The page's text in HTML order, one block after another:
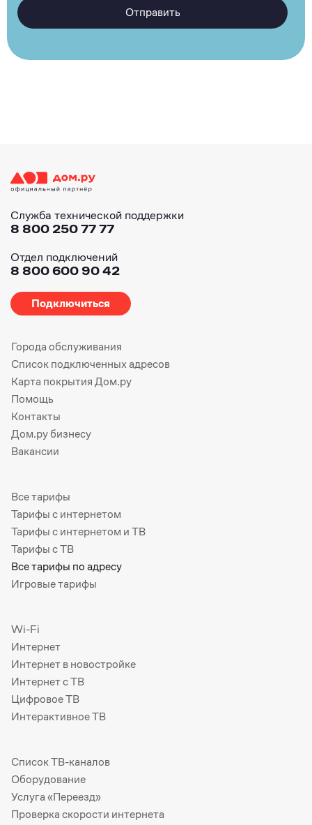
Отправить
Служба технической поддержки
8 800 250 77 77
Отдел подключений
8 800 600 90 42
Подключиться
Города обслуживания
Список подключенных адресов
Карта покрытия Дом.ру
Помощь
Контакты
Дом.ру бизнесу
Вакансии
Все тарифы
Тарифы с интернетом
Тарифы с интернетом и ТВ
Тарифы с ТВ
Все тарифы по адресу
Игровые тарифы
Wi-Fi
Интернет
Интернет в новостройке
Интернет с ТВ
Цифровое ТВ
Интерактивное ТВ
Список ТВ-каналов
Оборудование
Услуга «Переезд»
Проверка скорости интернета